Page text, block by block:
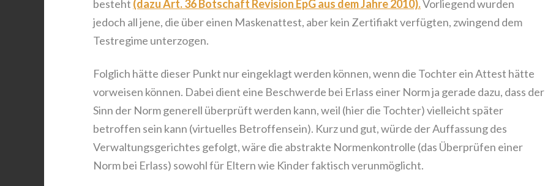
besteht (dazu Art. 36 Botschaft Revision EpG aus dem Jahre 2010).Vorliegend wurden
jedoch all jene, die über einen Maskenattest, aber kein Zertifiakt verfügten, zwingend dem
Testregime unterzogen.
Folglich hätte dieser Punkt nur eingeklagt werden können, wenn die Tochter ein Attest hätte
vorweisen können. Dabei dient eine Beschwerde bei Erlass einer Norm ja gerade dazu, dass der
Sinn der Norm generell überprüft werden kann, weil (hier die Tochter) vielleicht später
betroffen sein kann (virtuelles Betroffensein). Kurz und gut, würde der Auffassung des
Verwaltungsgerichtes gefolgt, wäre die abstrakte Normenkontrolle (das Überprüfen einer
Norm bei Erlass) sowohl für Eltern wie Kinder faktisch verunmöglicht.